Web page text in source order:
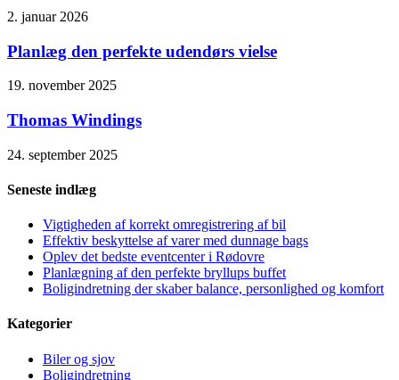
2. januar 2026
Planlæg den perfekte udendørs vielse
19. november 2025
Thomas Windings
24. september 2025
Seneste indlæg
Vigtigheden af korrekt omregistrering af bil
Effektiv beskyttelse af varer med dunnage bags
Oplev det bedste eventcenter i Rødovre
Planlægning af den perfekte bryllups buffet
Boligindretning der skaber balance, personlighed og komfort
Kategorier
Biler og sjov
Boligindretning